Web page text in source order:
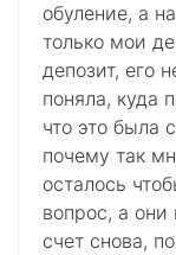
обуление, а
только мои
депозит, его
поняла, куда
что это была
почему так
осталось
вопрос, а они
счет снова,